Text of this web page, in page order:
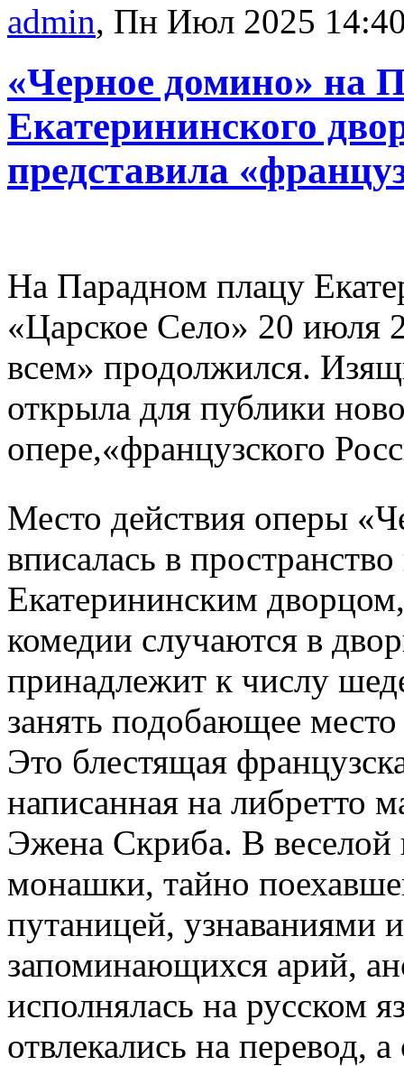
admin, Пн Июл 2025
«Черное домино» на
Екатерининского
представила
На Парадном плацу
«Царское Село» 20 июля
всем» продолжился.
открыла для публики
опере,«французского
Место действия оперы
вписалась в
Екатерининским
комедии случаются в
принадлежит к числу
занять подобающее место
Это блестящая
написанная на либретто
Эжена Скриба. В веселой
монашки, тайно
путаницей, узнаваниями
запоминающихся арий,
исполнялась на русском
отвлекались на перевод,